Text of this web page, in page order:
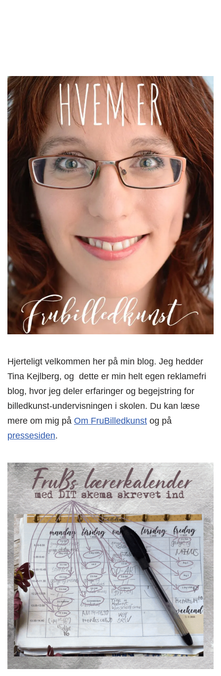
Hjerteligt velkommen her på min blog. Jeg hedder
Tina Kejlberg, og dette er min helt egen reklamefri
blog, hvor jeg deler erfaringer og begejstring for
billedkunst-undervisningen i skolen. Du kan læse
mere om mig på Om FruBilledkunst og på
pressesiden.